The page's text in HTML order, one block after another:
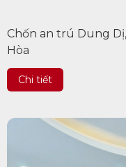
Chốn an trú Dung
Hòa
Chi tiết